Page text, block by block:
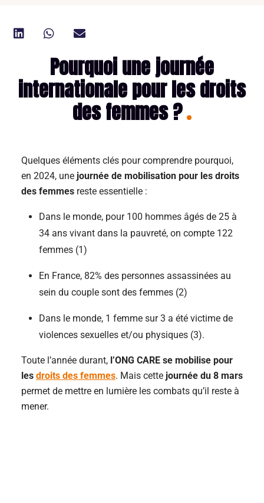
Pourquoi une journée
internationale pour les droits
des femmes ?
Quelques éléments clés pour comprendre pourquoi,
en 2024, une journée de mobilisation pour les droits
des femmes reste essentielle :
Dans le monde, pour 100 hommes âgés de 25 à
34 ans vivant dans la pauvreté, on compte 122
femmes (1)
En France, 82% des personnes assassinées au
sein du couple sont des femmes (2)
Dans le monde, 1 femme sur 3 a été victime de
violences sexuelles et/ou physiques (3).
Toute l’année durant, l’ONG CARE se mobilise pour
les droits des femmes. Mais cette journée du 8 mars
permet de mettre en lumière les combats qu’il reste à
mener.